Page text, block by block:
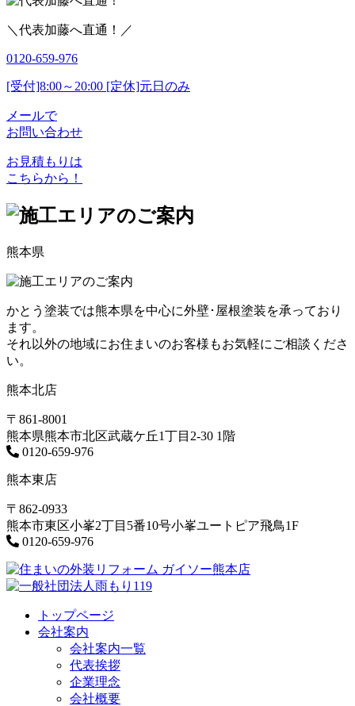
＼代表加藤へ直通！／
0120-659-976
[受付]8:00～20:00 [定休]元日のみ
メールで
お問い合わせ
お見積もりは
こちらから！
熊本県
かとう塗装では熊本県を中心に外壁･屋根塗装を承っており
ます。
それ以外の地域にお住まいのお客様もお気軽にご相談くださ
い。
熊本北店
〒861-8001
熊本県熊本市北区武蔵ケ丘1丁目2-30 1階
0120-659-976
熊本東店
〒862-0933
熊本市東区小峯2丁目5番10号小峯ユートピア飛鳥1F
0120-659-976
トップページ
会社案内
会社案内一覧
代表挨拶
企業理念
会社概要